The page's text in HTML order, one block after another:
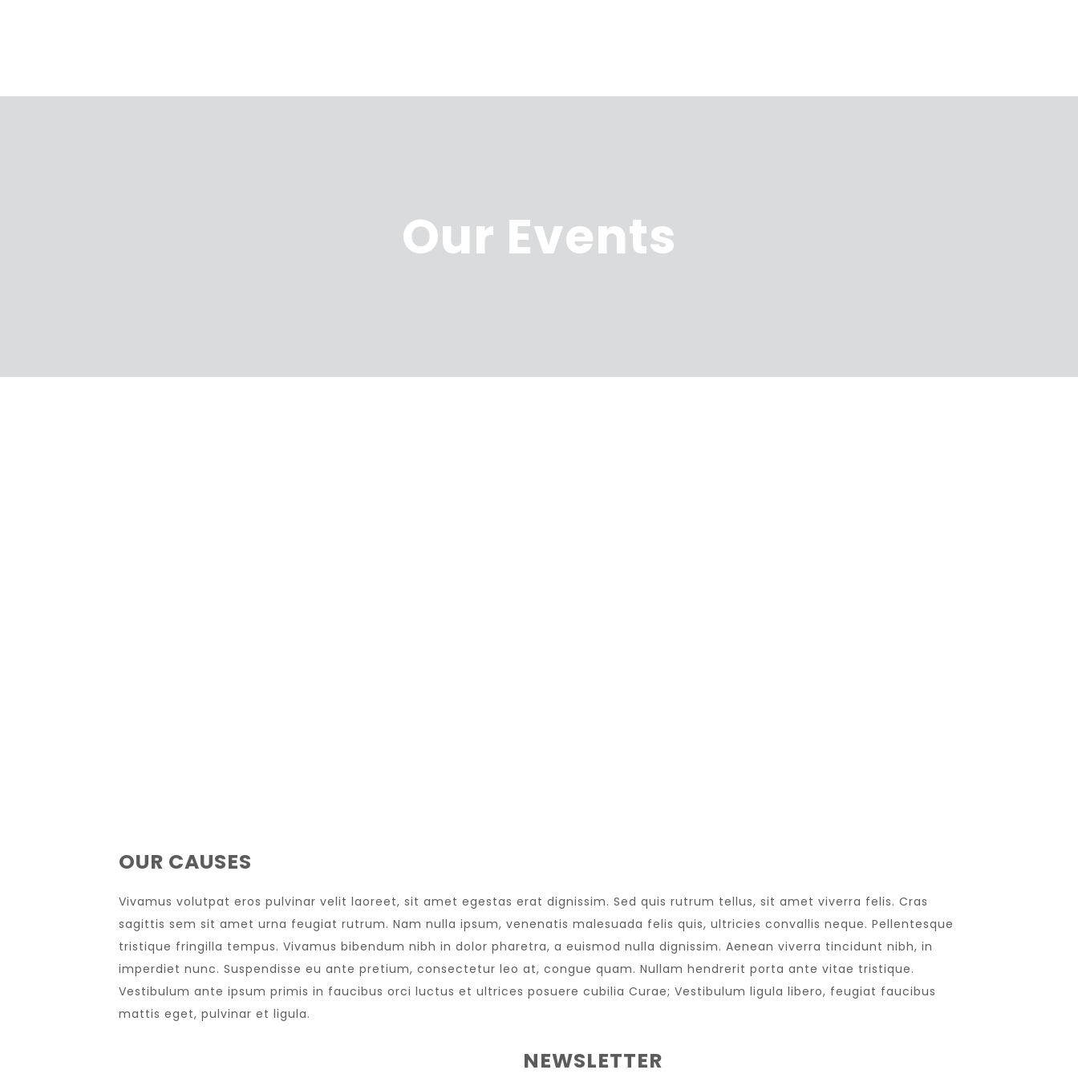
Our Events
OUR CAUSES
Vivamus volutpat eros pulvinar velit laoreet, sit amet egestas erat dignissim. Sed quis rutrum tellus, sit amet viverra felis. Cras
sagittis sem sit amet urna feugiat rutrum. Nam nulla ipsum, venenatis malesuada felis quis, ultricies convallis neque. Pellentesque
tristique fringilla tempus. Vivamus bibendum nibh in dolor pharetra, a euismod nulla dignissim. Aenean viverra tincidunt nibh, in
imperdiet nunc. Suspendisse eu ante pretium, consectetur leo at, congue quam. Nullam hendrerit porta ante vitae tristique.
Vestibulum ante ipsum primis in faucibus orci luctus et ultrices posuere cubilia Curae; Vestibulum ligula libero, feugiat faucibus
mattis eget, pulvinar et ligula.
NEWSLETTER